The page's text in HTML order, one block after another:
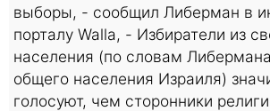
выборы, - сообщил Либерман в
порталу Walla, - Избиратели из
населения (по словам
общего населения Израиля)
голосуют, чем сторонники